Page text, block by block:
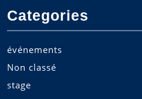
Categories
événements
Non classé
stage